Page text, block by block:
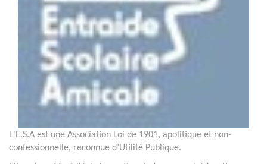
L'E.S.A est une Association Loi de 1901, apolitique et non-
confessionnelle, reconnue d’Utilité Publique.